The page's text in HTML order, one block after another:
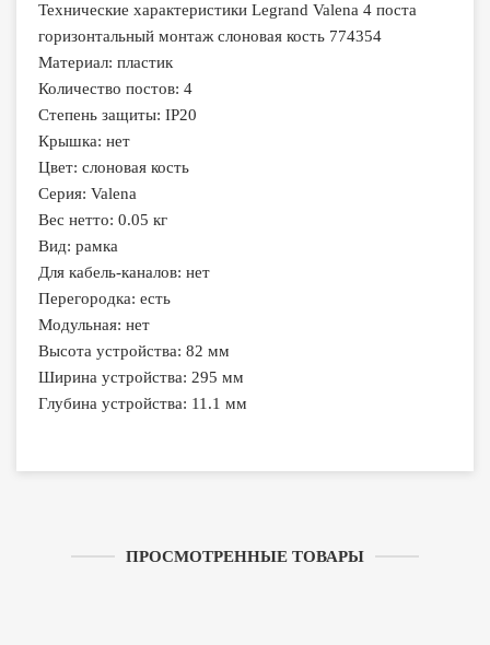
Технические характеристики Legrand Valena 4 поста
горизонтальный монтаж слоновая кость 774354
Материал: пластик
Количество постов: 4
Степень защиты: IP20
Крышка: нет
Цвет: слоновая кость
Серия: Valena
Вес нетто: 0.05 кг
Вид: рамка
Для кабель-каналов: нет
Перегородка: есть
Модульная: нет
Высота устройства: 82 мм
Ширина устройства: 295 мм
Глубина устройства: 11.1 мм
ПРОСМОТРЕННЫЕ ТОВАРЫ